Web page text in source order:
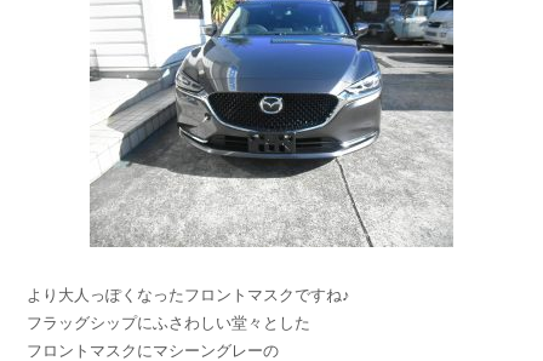
より大人っぽくなったフロントマスクですね♪
フラッグシップにふさわしい堂々とした
フロントマスクにマシーングレーの